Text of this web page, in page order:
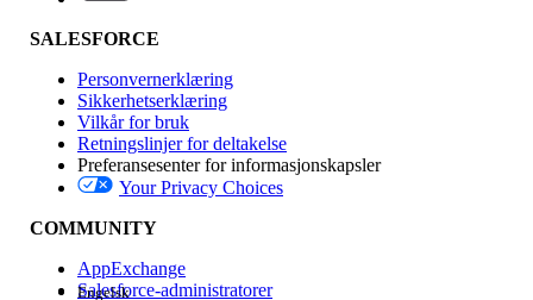
Funksjonsinnvirkning
Utgave
SALESFORCE
Personvernerklæring
Sikkerhetserklæring
Vilkår for bruk
Retningslinjer for deltakelse
Preferansesenter for informasjonskapsler
Your Privacy Choices
COMMUNITY
AppExchange
Salesforce-administratorer
Engelsk